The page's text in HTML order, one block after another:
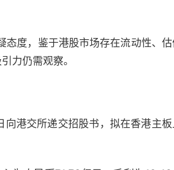
态度，鉴于港股市场存在流动性、估
力仍需观察。
港交所递交招股书，拟在香港主板